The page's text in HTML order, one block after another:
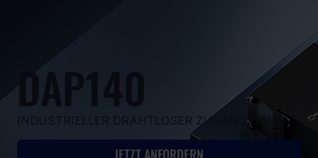
DAP140
INDUSTRIELLER DRAHTLOSER ZUGANGSPUNKT